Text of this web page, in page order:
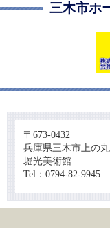
三木市ホ
〒673-0432
兵庫県三木市上の
堀光美術館
Tel：0794-82-9945